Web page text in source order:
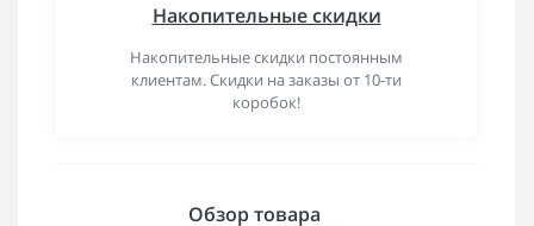
Накопительные скидки
Накопительные скидки постоянным
клиентам. Скидки на заказы от 10-ти
коробок!
Обзор товара